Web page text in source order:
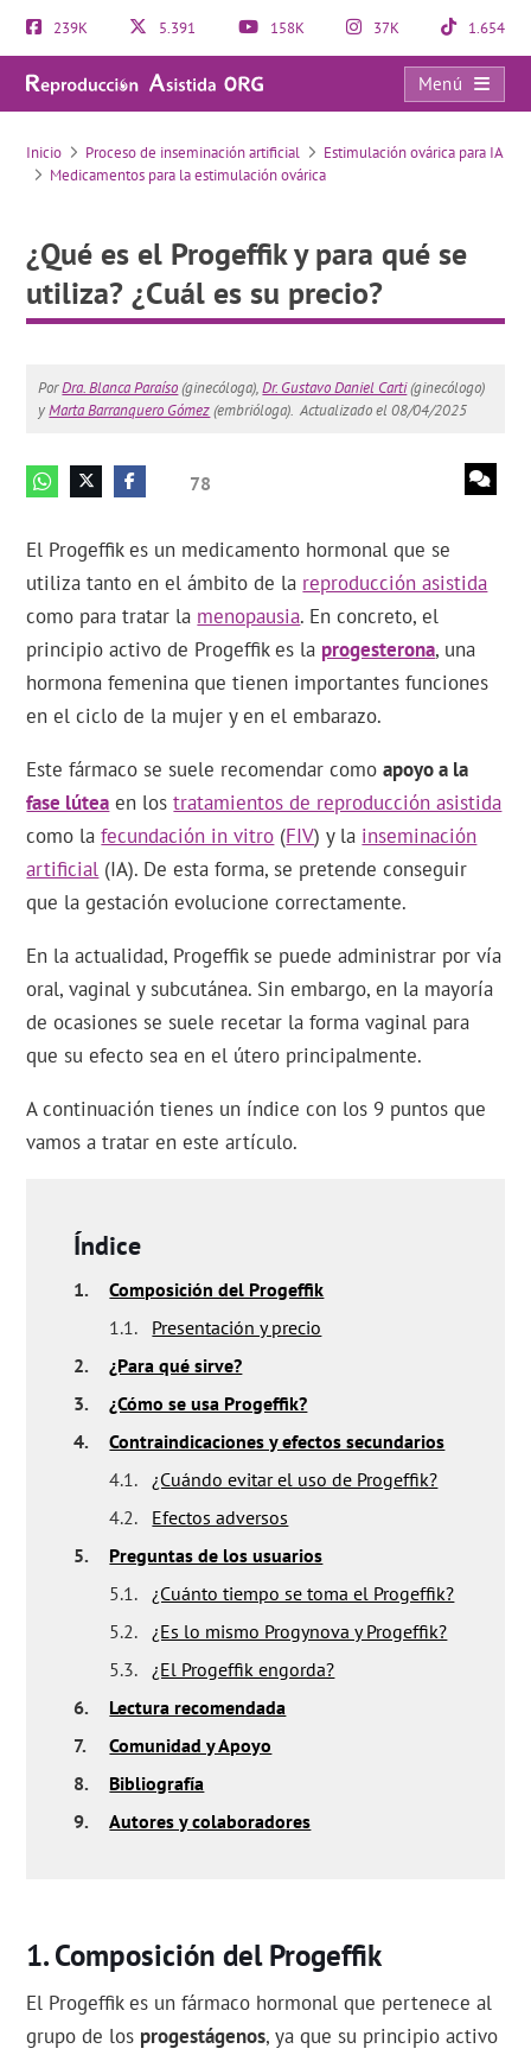
239K 5.391 158K 37K 1.654
Menú
¿Qué es el Progeffik y para qué se utiliza? ¿Cuál es su precio?
Inicio Proceso de inseminación artificial
Estimulación ovárica para IA
Medicamentos para la estimulación ovárica
¿Qué es el Progeffik y para qué se
utiliza? ¿Cuál es su precio?
PorDra. Blanca Paraíso(ginecóloga),Dr. Gustavo Daniel Carti(ginecólogo)
yMarta Barranquero Gómez(embrióloga). Actualizado el 08/04/2025
78
El Progeffik es un medicamento hormonal que se
utiliza tanto en el ámbito de la reproducción asistida
como para tratar la menopausia. En concreto, el
principio activo de Progeffik es la progesterona, una
hormona femenina que tienen importantes funciones
en el ciclo de la mujer y en el embarazo.
Este fármaco se suele recomendar comoapoyo a la
fase lútea en lostratamientos de reproducción asistida
como lafecundación in vitro (FIV) y la inseminación
artificial (IA). De esta forma, se pretende conseguir
que la gestación evolucione correctamente.
En la actualidad, Progeffik se puede administrar por vía
oral, vaginal y subcutánea. Sin embargo, en la mayoría
de ocasiones se suele recetar la forma vaginal para
que su efecto sea en el útero principalmente.
A continuación tienes un índice con los 9 puntos que
vamos a tratar en este artículo.
Índice
1.
Composición del Progeffik
1.1.
Presentación y precio
2.
¿Para qué sirve?
3.
¿Cómo se usa Progeffik?
4.
Contraindicaciones y efectos secundarios
4.1.
¿Cuándo evitar el uso de Progeffik?
4.2.
Efectos adversos
5.
Preguntas de los usuarios
5.1.
¿Cuánto tiempo se toma el Progeffik?
5.2.
¿Es lo mismo Progynova y Progeffik?
5.3.
¿El Progeffik engorda?
6.
Lectura recomendada
7.
Comunidad y Apoyo
8.
Bibliografía
9.
Autores y colaboradores
Composición del Progeffik
El Progeffik es un fármaco hormonal que pertenece al
grupo de los progestágenos, ya que su principio activo